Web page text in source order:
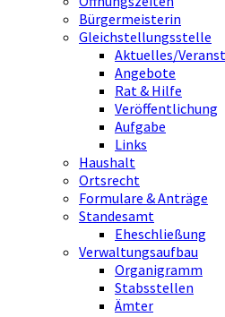
Bürgermeisterin
Gleichstellungsstelle
Aktuelles/
Angebote
Rat & Hilfe
Veröffentlichung
Aufgabe
Links
Haushalt
Ortsrecht
Formulare & Anträge
Standesamt
Eheschließung
Verwaltungsaufbau
Organigramm
Stabsstellen
Ämter